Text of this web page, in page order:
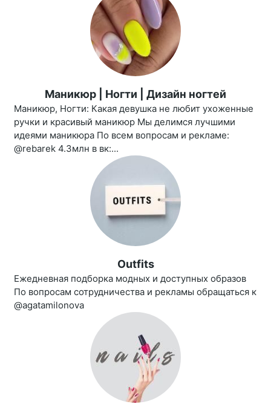
Маникюр | Ногти | Дизайн ногтей
Маникюр, Ногти: Какая девушка не любит ухоженные
ручки и красивый маникюр Мы делимся лучшими
идеями маникюра По всем вопросам и рекламе:
@rebarek 4.3млн в вк:...
Outfits
Ежедневная подборка модных и доступных образов
По вопросам сотрудничества и рекламы обращаться к
@agatamilonova